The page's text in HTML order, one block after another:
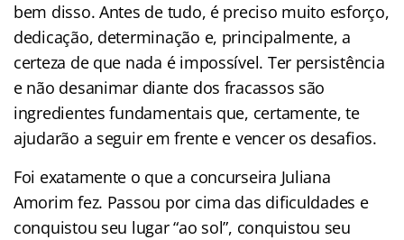
bem disso. Antes de tudo, é preciso muito esforço,
dedicação, determinação e, principalmente, a
certeza de que nada é impossível. Ter persistência
e não desanimar diante dos fracassos são
ingredientes fundamentais que, certamente, te
ajudarão a seguir em frente e vencer os desafios.
Foi exatamente o que a concurseira Juliana
Amorim fez. Passou por cima das dificuldades e
conquistou seu lugar “ao sol”, conquistou seu